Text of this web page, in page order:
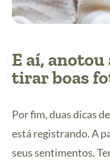
E aí, anotou
tirar boas
Por fim, duas dicas
está registrando. A
seus sentimentos.